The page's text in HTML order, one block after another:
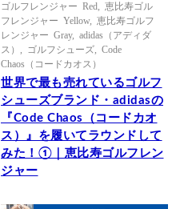
ゴルフレンジャー Red
恵比寿ゴル
フレンジャー Yellow, 恵比寿ゴルフ
レンジャー Gray, adidas（アディダ
ス）
ゴルフシューズ
Code
Chaos（コードカオス）
世界で最も売れているゴルフ
シューズブランド・adidasの
『Code Chaos（コードカオ
ス）』を履いてラウンドして
みた！①｜恵比寿ゴルフレン
ジャー